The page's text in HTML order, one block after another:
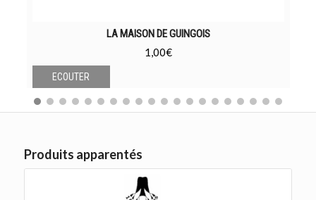
LA MAISON DE GUINGOIS
1,00€
ECOUTER
Produits apparentés